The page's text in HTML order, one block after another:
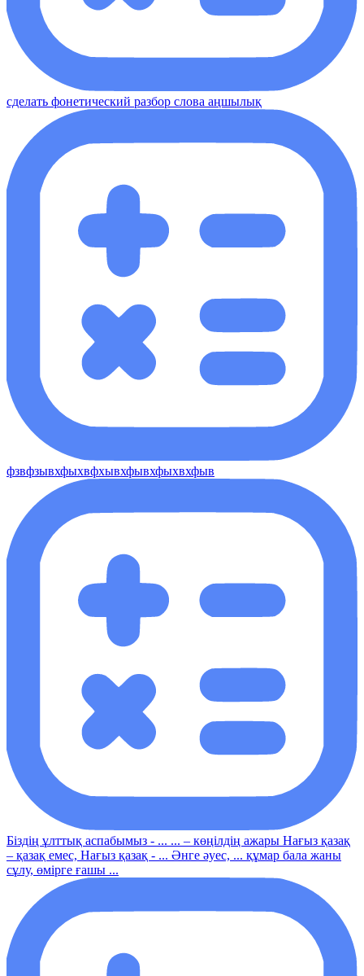
сделать фонетический разбор слова аңшылық​
фзвфзывхфыхвфхывхфывхфыхвхфыв
Біздің ұлттық аспабымыз - ... ... – көңілдің ажары Нағыз қазақ
– қазақ емес, Нағыз қазақ - ... Әнге әуес, ... құмар бала жаны
сұлу, өмірге ғашы ...